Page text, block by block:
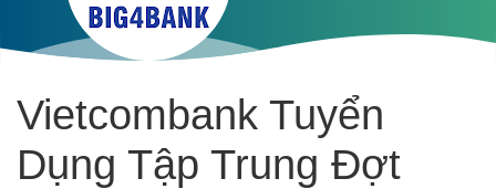
Vietcombank Tuyển
Dụng Tập Trung Đợt